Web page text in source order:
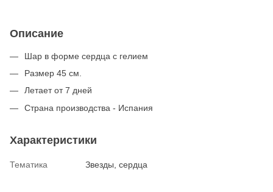
Описание
Шар в форме сердца с гелием
Размер 45 см.
Летает от 7 дней
Страна производства - Испания
Характеристики
Тематика Звезды, сердца